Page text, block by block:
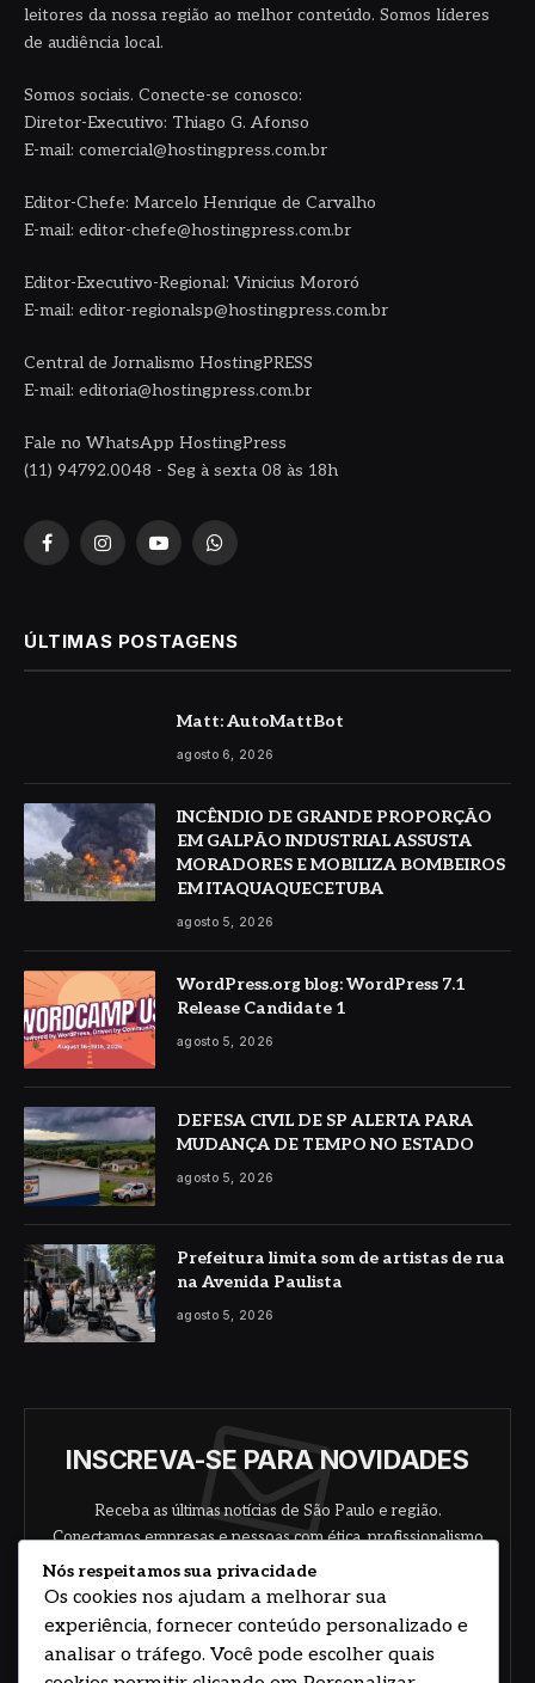
leitores da nossa região ao melhor conteúdo. Somos líderes
de audiência local.
Somos sociais. Conecte-se conosco:
Diretor-Executivo: Thiago G. Afonso
E-mail: comercial@hostingpress.com.br
Editor-Chefe: Marcelo Henrique de Carvalho
E-mail: editor-chefe@hostingpress.com.br
Editor-Executivo-Regional: Vinicius Mororó
E-mail: editor-regionalsp@hostingpress.com.br
Central de Jornalismo HostingPRESS
E-mail: editoria@hostingpress.com.br
Fale no WhatsApp HostingPress
(11) 94792.0048 - Seg à sexta 08 às 18h
FacebookInstagramYouTubeWhatsApp
ÚLTIMAS POSTAGENS
Matt: AutoMattBot
agosto 6, 2026
INCÊNDIO DE GRANDE PROPORÇÃO
EM GALPÃO INDUSTRIAL ASSUSTA
MORADORES E MOBILIZA BOMBEIROS
EM ITAQUAQUECETUBA
agosto 5, 2026
WordPress.org blog: WordPress 7.1
Release Candidate 1
agosto 5, 2026
DEFESA CIVIL DE SP ALERTA PARA
MUDANÇA DE TEMPO NO ESTADO
agosto 5, 2026
Prefeitura limita som de artistas de rua
na Avenida Paulista
agosto 5, 2026
INSCREVA-SE PARA NOVIDADES
Receba as últimas notícias de São Paulo e região.
Conectamos empresas e pessoas com ética, profissionalismo
e responsabilidade.
Nós respeitamos sua privacidade
Os cookies nos ajudam a melhorar sua
experiência, fornecer conteúdo personalizado e
analisar o tráfego. Você pode escolher quais